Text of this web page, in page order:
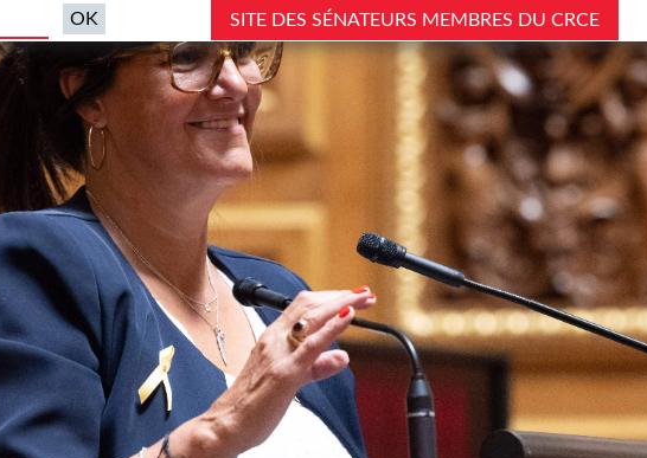
SITE DES SÉNATEURS MEMBRES DU CRCE